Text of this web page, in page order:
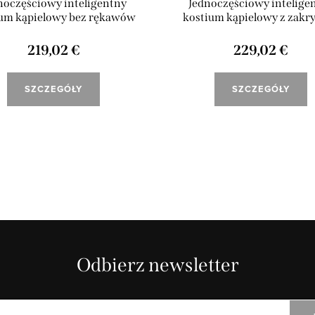
inteligentny
kąpielowy bez rękawów
219,02 €
SZCZEGÓŁY
Jednoczęściowy
kostium kąpielowy z
229,02 €
SZCZEGÓŁY
Odbierz newsletter